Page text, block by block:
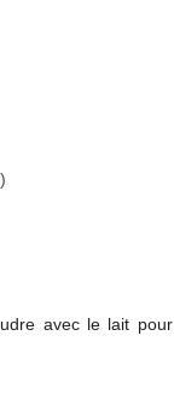
avec le lait pour